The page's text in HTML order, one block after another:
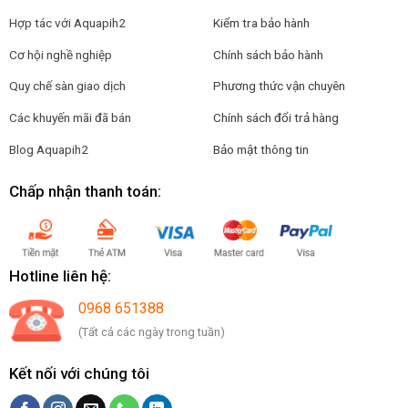
Hợp tác với Aquapih2
Cơ hội nghề nghiệp
Quy chế sàn giao dịch
Các khuyến mãi đã bán
Blog Aquapih2
Kiểm tra bảo hành
Chính sách bảo hành
Phương thức vận chuyên
Chính sách đổi trả hàng
Bảo mật thông tin
Chấp nhận thanh toán:
Hotline liên hệ:
0968 651388
(Tất cả các ngày trong tuần)
Kết nối với chúng tôi